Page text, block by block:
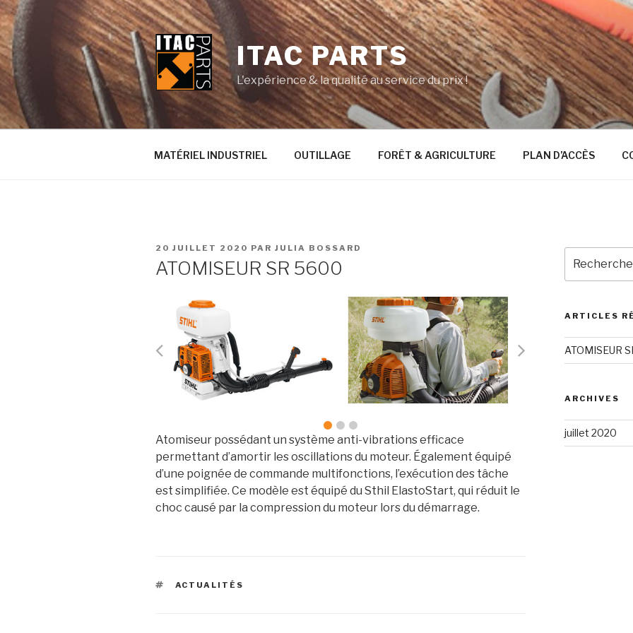
Aller
au
contenu
principal
ITAC PARTS
L'expérience & la qualité au service du prix !
MATÉRIEL INDUSTRIEL OUTILLAGE FORÊT & AGRICULTURE PLAN D’ACCÈS
PUBLIÉ
LE
20 JUILLET 2020 PAR JULIA BOSSARD
ATOMISEUR SR 5600
Atomiseur possédant un système anti-vibrations efficace
permettant d’amortir les oscillations du moteur. Également équipé
d’une poignée de commande multifonctions, l’exécution des tâche
est simplifiée. Ce modèle est équipé du Sthil ElastoStart, qui réduit le
choc causé par la compression du moteur lors du démarrage.
ÉTIQUETTES
ACTUALITÉS
pour
ARTICLES
ATOMISEUR
ARCHIVES
juillet 2020